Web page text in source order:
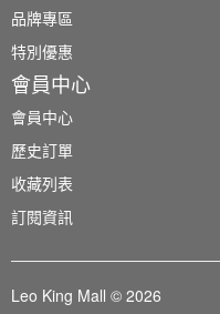
品牌專區
特別優惠
會員中心
會員中心
歷史訂單
收藏列表
訂閱資訊
Leo King Mall © 2026